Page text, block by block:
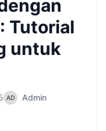
Tutorial
untuk
Admin